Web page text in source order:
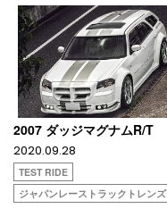
2007 ダッジマグナムR/T
2020.09.28
TEST RIDE
ジャパンレーストラックトレンズ